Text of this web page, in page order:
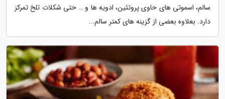
سالم، اسموتی های حاوی پروتئین، ادویه ها و … حتی شکلات تلخ تمرکز
دارد. بعلاوه بعضی از گزینه های کمتر سالم...